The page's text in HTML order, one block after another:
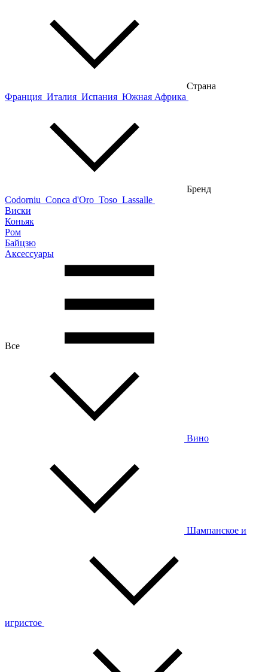
Страна
Франция Италия Испания Южная Африка
Бренд
Codorniu Conca d'Oro Toso Lassalle
Виски
Коньяк
Ром
Байцзю
Аксессуары
Все
Вино
Шампанское и
игристое